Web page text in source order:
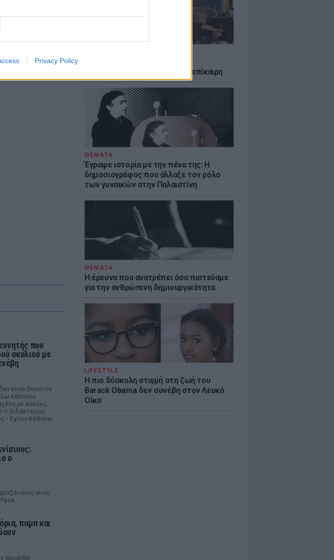
Privacy Policy
νεοπλουτισμό και παραμένει επίκαιρη
ΘΕΜΑΤΑ
Έγραψε ιστορία με την πένα της: Η
δημοσιογράφος που άλλαξε τον ρόλο
των γυναικών στην Παλαιστίνη
ΘΕΜΑΤΑ
Η έρευνα που ανατρέπει όσα πιστεύαμε
για την ανθρώπινη δημιουργικότητα
LIFESTYLE
Η πιο δύσκολη στιγμή στη ζωή του
Barack Obama δεν συνέβη στον Λευκό
Οίκο
που
σκυλιού με
είναι δυνατόν
κάποιον
με λύκους,
ο διδάκτορας
- Έχουν πεθάνει
ο
είναι
παμπ και
αλυσίδα